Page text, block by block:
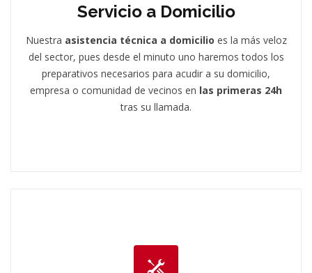
Servicio a Domicilio
Nuestra asistencia técnica a domicilio es la más veloz
del sector, pues desde el minuto uno haremos todos los
preparativos necesarios para acudir a su domicilio,
empresa o comunidad de vecinos en las primeras 24h
tras su llamada.